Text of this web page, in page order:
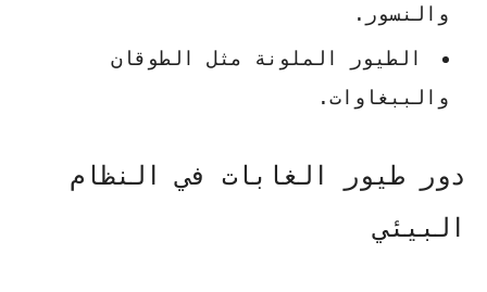
والنسور.
الطيور الملونة مثل الطوقان
والببغاوات.
دور طيور الغابات في النظام
البيئي